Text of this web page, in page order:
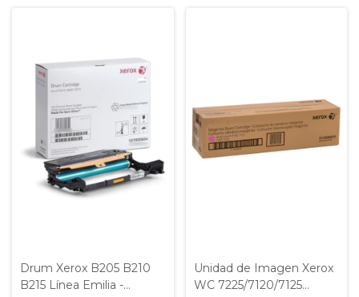
Drum Xerox B205 B210
B215 Línea Emilia -
Unidad de Imagen Xerox
WC 7225/7120/7125